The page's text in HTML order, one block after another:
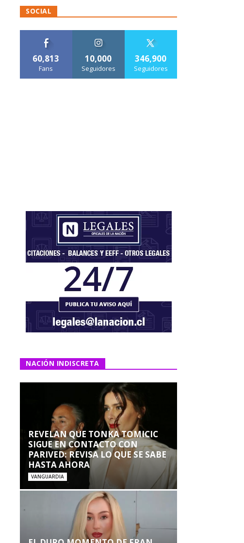
SOCIAL
60,813
Fans
10,000
Seguidores
346,900
Seguidores
NACIÓN INDISCRETA
REVELAN QUE TONKA TOMICIC
SIGUE EN CONTACTO CON
PARIVED: REVISA LO QUE SE SABE
HASTA AHORA
VANGUARDIA